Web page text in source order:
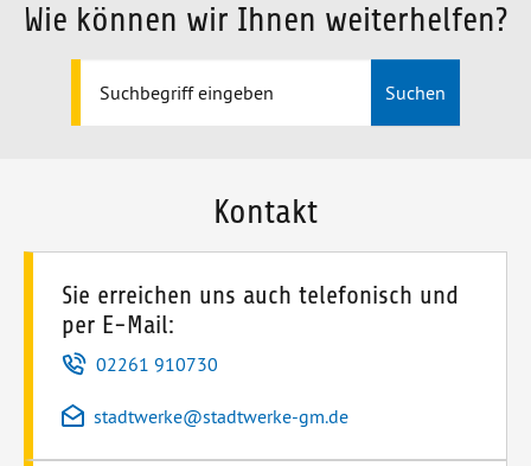
Wie können wir Ihnen weiterhelfen?
Suchen
Kontakt
Sie erreichen uns auch telefonisch und
per E-Mail:
Telefon
02261 910730
E-Mail
stadtwerke@stadtwerke-gm.de